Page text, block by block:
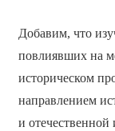
Добавим, что
повлиявших на
историческом
направлением
и отечественной